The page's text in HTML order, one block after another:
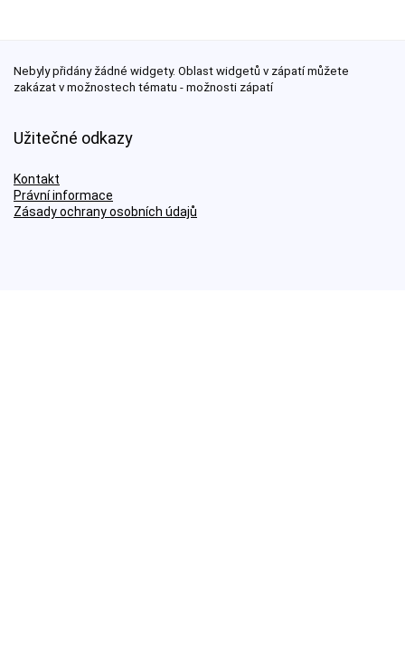
Nebyly přidány žádné widgety. Oblast widgetů v zápatí můžete
zakázat v možnostech tématu - možnosti zápatí
Užitečné odkazy
Kontakt
Právní informace
Zásady ochrany osobních údajů